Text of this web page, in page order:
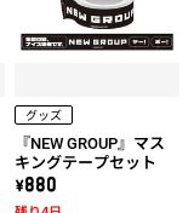
グッズ
『NEW GROUP』マス
キングテープセット
\880